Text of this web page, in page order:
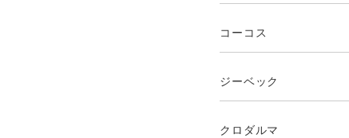
コーコス
ジーベック
クロダルマ